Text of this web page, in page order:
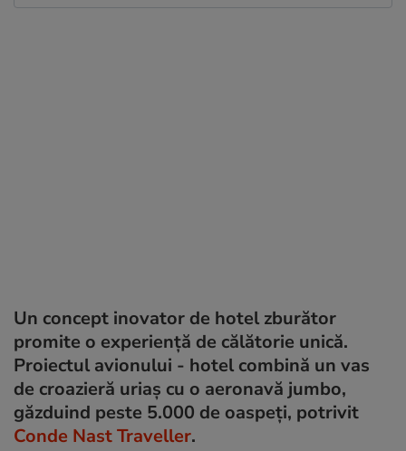
Un concept inovator de hotel zburător
promite o experiență de călătorie unică.
Proiectul avionului - hotel combină un vas
de croazieră uriaș cu o aeronavă jumbo,
găzduind peste 5.000 de oaspeți, potrivit
Conde Nast Traveller.